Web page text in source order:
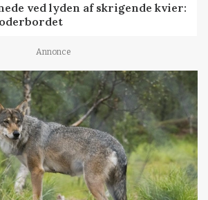
ved lyden af skrigende kvier:
Annonce